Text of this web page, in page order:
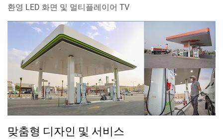
환영 LED 화면 및 멀티플레이어 TV
맞춤형 디자인 및 서비스